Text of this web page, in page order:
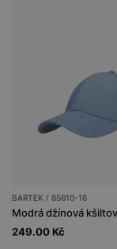
BARTEK / 85610-16
249.00 Kč